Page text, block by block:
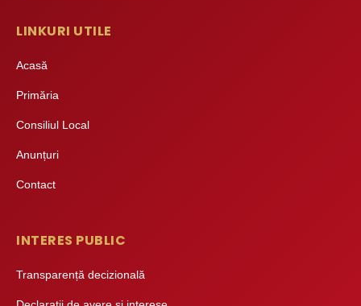
LINKURI UTILE
Acasă
Primăria
Consiliul Local
Anunțuri
Contact
INTERES PUBLIC
Transparență decizională